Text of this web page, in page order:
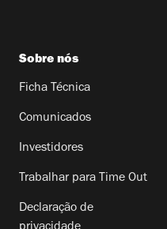
Sobre nós
Ficha Técnica
Comunicados
Investidores
Trabalhar para Time Out
Declaração de